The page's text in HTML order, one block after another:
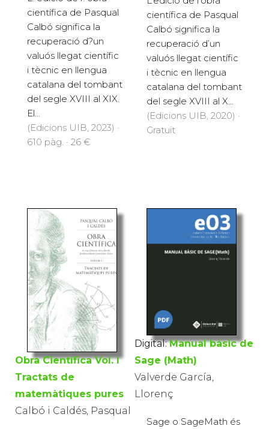
científica de Pasqual
Calbó significa la
recuperació d?un
valuós llegat científic
i tècnic en llengua
catalana del tombant
del segle XVIII al XIX.
El...
(Edicions UIB, 2023) ·
610 pàg. · 26 €
científica de Pasqual
Calbó significa la
recuperació d’un
valuós llegat científic
i tècnic en llengua
catalana del tombant
del segle XVIII al X...
(Edicions UIB, 2020) ·
Gratuït
Obra Científica Vol. I
Tractats de
matemàtiques pures
Calbó i Caldés, Pasqual
Digital: Manual bàsic de
Sage (Math)
Valverde García,
Llorenç
Sage o SageMath és